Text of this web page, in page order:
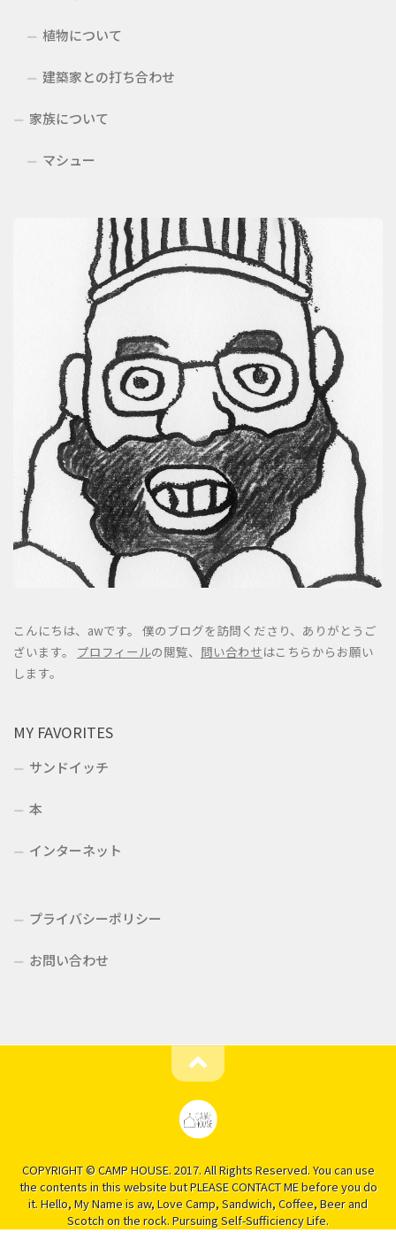
植物について
建築家との打ち合わせ
家族について
マシュー
こんにちは、awです。 僕のブログを訪問くださり、ありがとうご
ざいます。 プロフィールの閲覧、 問い合わせはこちらからお願い
します。
MY FAVORITES
サンドイッチ
本
インターネット
プライバシーポリシー
お問い合わせ
COPYRIGHT © CAMP HOUSE. 2017. All Rights Reserved. You can use
the contents in this website but PLEASE CONTACT ME before you do
it. Hello, My Name is aw, Love Camp, Sandwich, Coffee, Beer and
Scotch on the rock. Pursuing Self-Sufficiency Life.